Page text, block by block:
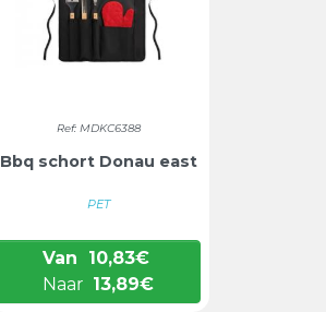
Ref: MDKC6388
Bbq schort Donau east
PET
Van 10,83€
Naar 13,89€